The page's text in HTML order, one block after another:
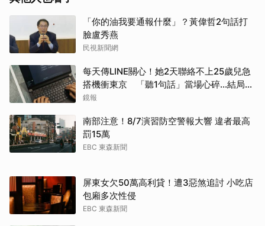
「你的油我要通報什麼」？黃偉哲2句話打
臉盧秀燕
民視新聞網
每天傳LINE關心！她2天聯絡不上25歲兒急
搭機衝東京 「聽1句話」當場心碎...結局看
哭網
鏡報
南部注意！8/7演習防空警報大響 違者最高
罰15萬
EBC 東森新聞
屏東女欠50萬高利貸！遭3惡煞追討 小吃店
包廂多次性侵
EBC 東森新聞